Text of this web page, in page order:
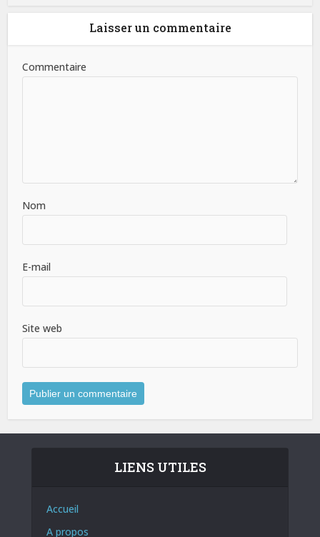
Laisser un commentaire
Commentaire
Nom
E-mail
Site web
LIENS UTILES
Accueil
A propos